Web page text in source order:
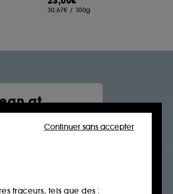
30,67€ / 100g
at
traceurs, tels que des :
Continuer sans accepter